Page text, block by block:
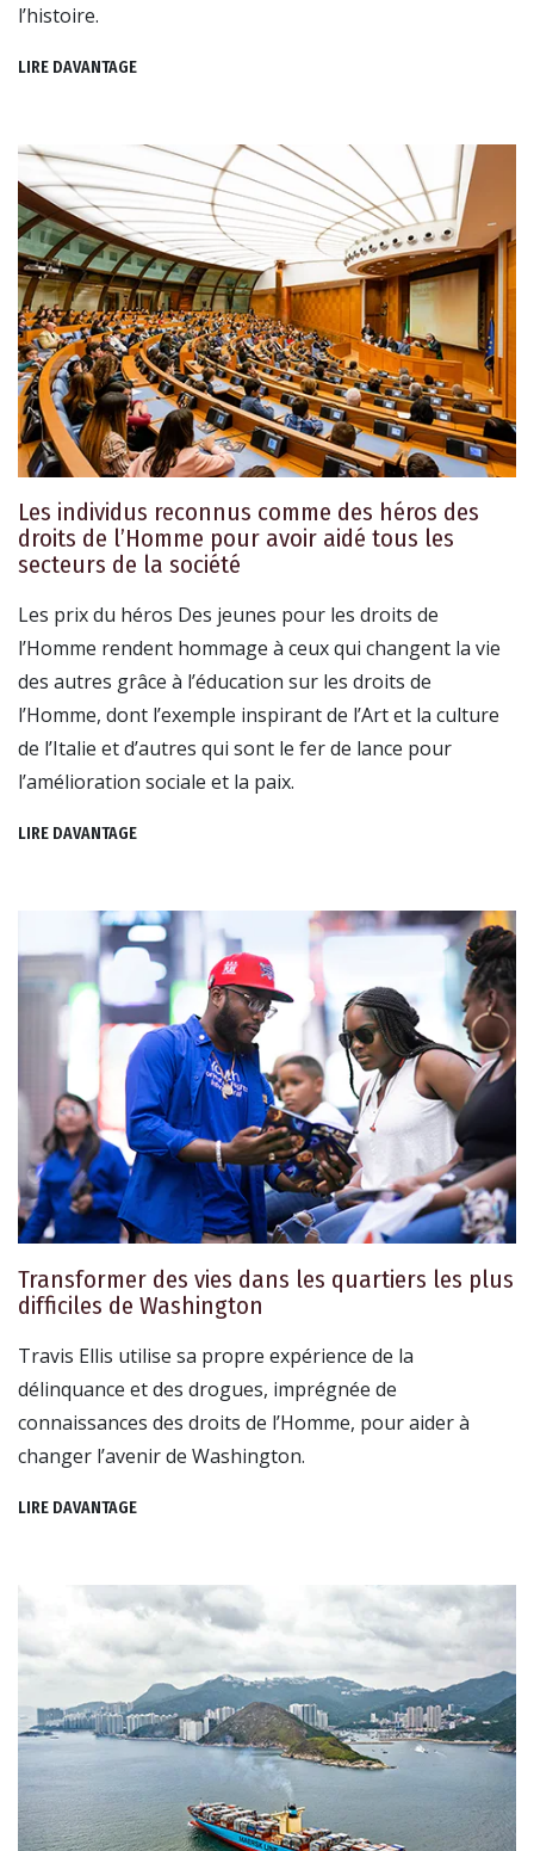
l’histoire.
LIRE DAVANTAGE
Les individus reconnus comme des héros des
droits de l’Homme pour avoir aidé tous les
secteurs de la société
Les prix du héros Des jeunes pour les droits de
l’Homme rendent hommage à ceux qui changent la vie
des autres grâce à l’éducation sur les droits de
l’Homme, dont l’exemple inspirant de l’Art et la culture
de l’Italie et d’autres qui sont le fer de lance pour
l’amélioration sociale et la paix.
LIRE DAVANTAGE
Transformer des vies dans les quartiers les plus
difficiles de Washington
Travis Ellis utilise sa propre expérience de la
délinquance et des drogues, imprégnée de
connaissances des droits de l’Homme, pour aider à
changer l’avenir de Washington.
LIRE DAVANTAGE